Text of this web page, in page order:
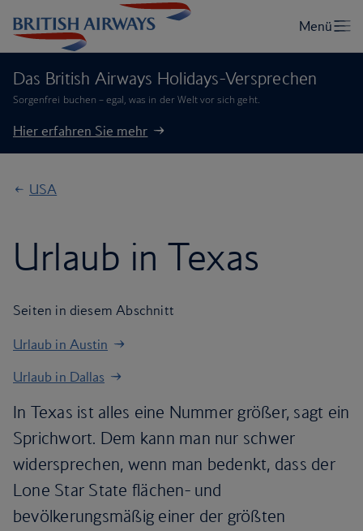
Das British Airways Holidays-Versprechen
Sorgenfrei buchen – egal, was in der Welt vor sich geht.
Hier erfahren Sie mehr
USA
Urlaub in Texas
Seiten in diesem Abschnitt
Urlaub in Austin
Urlaub in Dallas
In Texas ist alles eine Nummer größer, sagt ein
Sprichwort. Dem kann man nur schwer
widersprechen, wenn man bedenkt, dass der
Lone Star State flächen- und
bevölkerungsmäßig einer der größten